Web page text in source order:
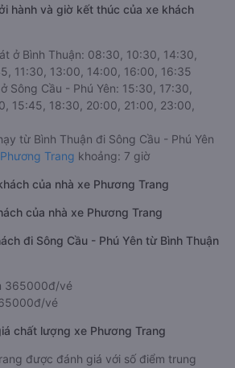
hành và giờ kết thúc của xe khách
ở Bình Thuận: 08:30, 10:30, 14:30,
11:30, 13:00, 14:00, 16:00, 16:35
ở Sông Cầu - Phú Yên: 15:30, 17:30,
15:45, 18:30, 20:00, 21:00, 23:00,
Phương Trangkhoảng: 7 giờ
của nhà xe Phương Trang
đi Sông Cầu - Phú Yên từ Bình Thuận
vé